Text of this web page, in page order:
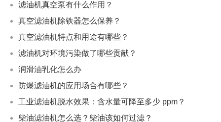
滤油机真空泵有什么作用？
真空滤油机除铁器怎么保养？
真空滤油机特点和用途有哪些？
滤油机对环境污染做了哪些贡献？
润滑油乳化怎么办
防爆滤油机的应用场合有哪些？
工业滤油机脱水效果：含水量可降至多少 ppm？
柴油滤油机怎么选？柴油该如何过滤？